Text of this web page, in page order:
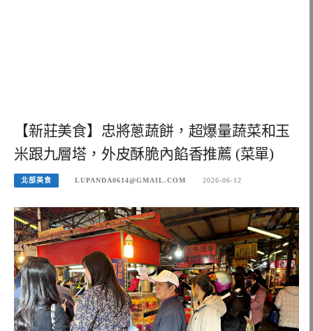
【新莊美食】忠將蔥蔬餅，超爆量蔬菜和玉
米跟九層塔，外皮酥脆內餡香推薦 (菜單)
北部美食 LUPANDA0614@GMAIL.COM 2026-06-12